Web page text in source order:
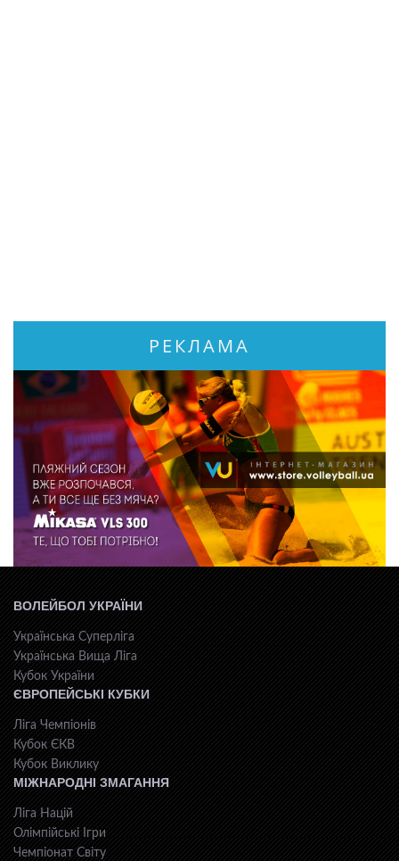
РЕКЛАМА
ВОЛЕЙБОЛ УКРАЇНИ
Українська Суперліга
Українська Вища Ліга
Кубок України
ЄВРОПЕЙСЬКІ КУБКИ
Ліга Чемпіонів
Кубок ЄКВ
Кубок Виклику
МІЖНАРОДНІ ЗМАГАННЯ
Ліга Націй
Олімпійські Ігри
Чемпіонат Світу